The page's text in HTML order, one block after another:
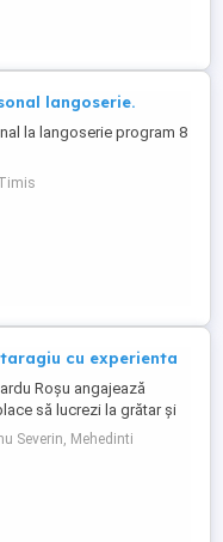
langoserie.
la langoserie program 8
cu experienta
Roșu angajează
să lucrezi la grătar și
gustoase pe
te echipei noastre!
pentru grătar pe
Severin, Mehedinti